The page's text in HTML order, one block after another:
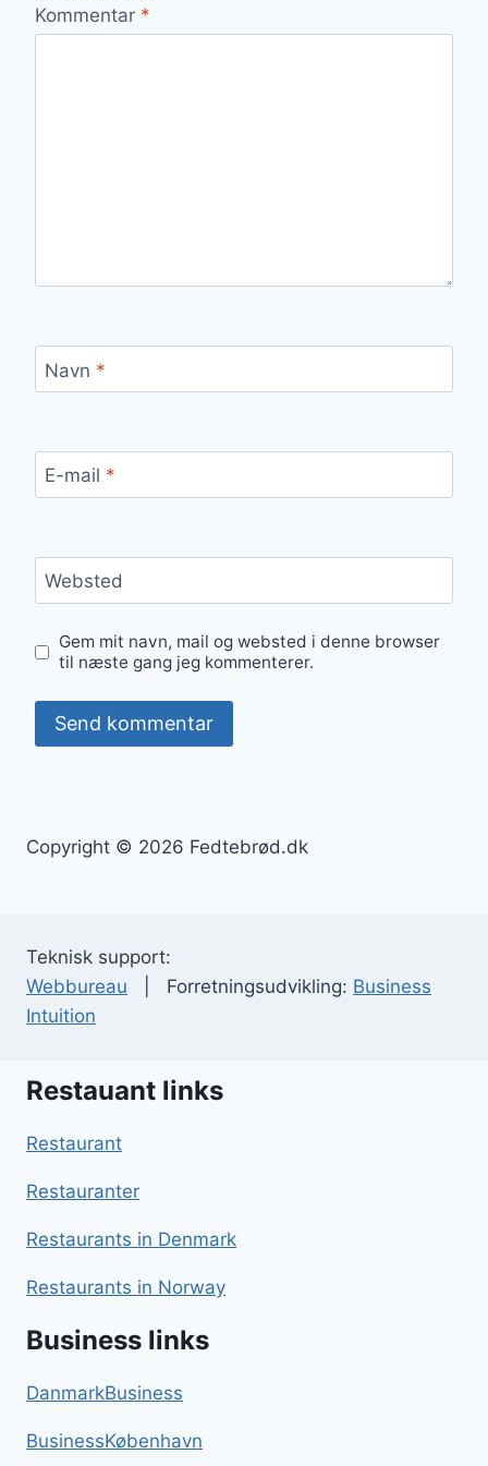
Kommentar *
Navn *
E-mail *
Websted
Gem mit navn, mail og websted i denne browser
til næste gang jeg kommenterer.
Copyright © 2026 Fedtebrød.dk
Teknisk support:
Webbureau | Forretningsudvikling: Business
Intuition
Restauant links
Restaurant
Restauranter
Restaurants in Denmark
Restaurants in Norway
Business links
DanmarkBusiness
BusinessKøbenhavn